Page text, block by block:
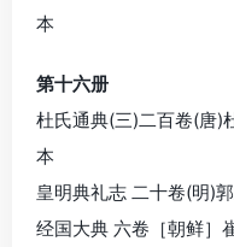
本
第十六册
杜氏通典(三)二百卷(唐)
本
皇明典礼志 二十卷(明)
经国大典 六卷［朝鲜］